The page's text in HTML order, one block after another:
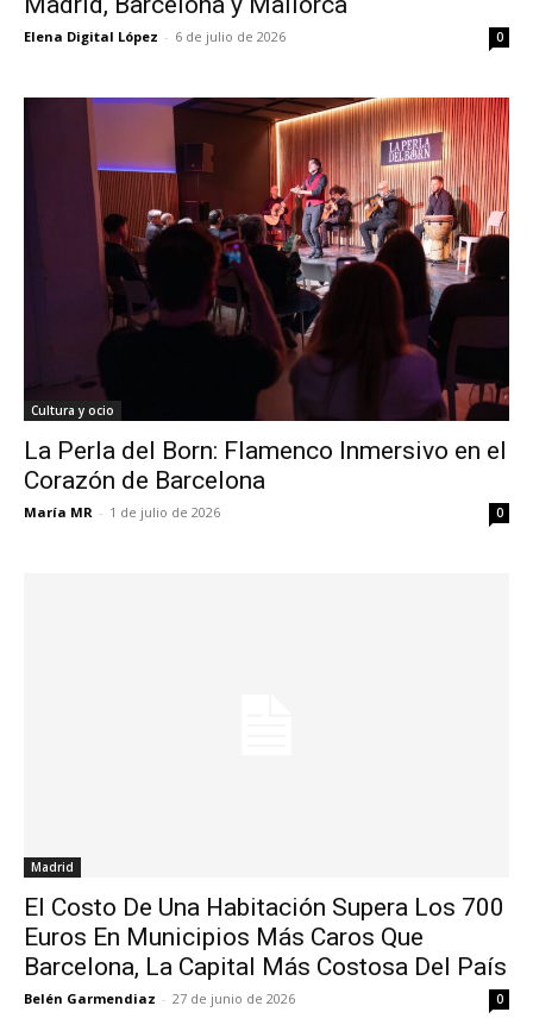
Elena Digital López - 6 de julio de 2026 0
Cultura y ocio
La Perla del Born: Flamenco Inmersivo en el
Corazón de Barcelona
María MR - 1 de julio de 2026 0
Madrid
El Costo De Una Habitación Supera Los 700
Euros En Municipios Más Caros Que
Barcelona, La Capital Más Costosa Del País
Belén Garmendiaz - 27 de junio de 2026 0